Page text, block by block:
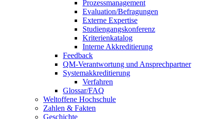
Prozessmanagement
Evaluation/Befragungen
Externe Expertise
Studiengangskonferenz
Kriterienkatalog
Interne Akkreditierung
Feedback
QM-Verantwortung und Ansprechpartner
Systemakkreditierung
Verfahren
Glossar/FAQ
Weltoffene Hochschule
Zahlen & Fakten
Geschichte